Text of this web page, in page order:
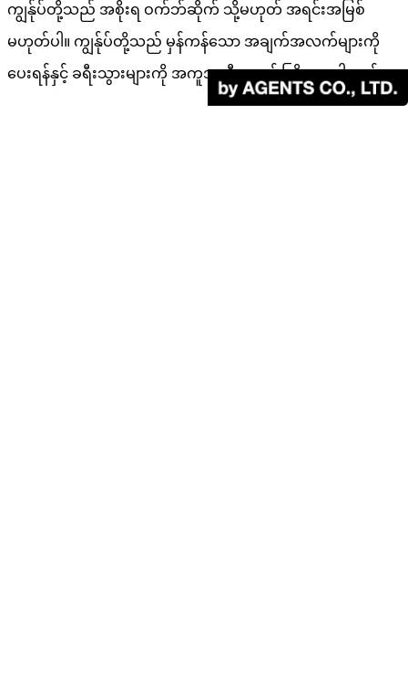
ကျွန်ုပ်တို့သည် အစိုးရ ဝက်ဘ်ဆိုက် သို့မဟုတ် အရင်းအမြစ်
မဟုတ်ပါ။ ကျွန်ုပ်တို့သည် မှန်ကန်သော အချက်အလက်များကို
ပေးရန်နှင့် ခရီးသွားများကို အကူအညီပေးရန် ကြိုးစားပါသည်။